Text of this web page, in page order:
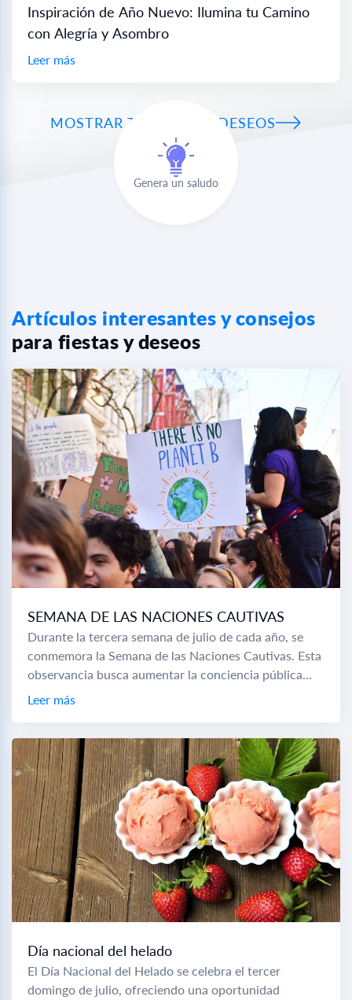
Inspiración de Año Nuevo: Ilumina tu Camino
con Alegría y Asombro
Leer más
MOSTRAR TODOS LOS DESEOS
Genera un saludo
Artículos interesantes y consejos
para fiestas y deseos
SEMANA DE LAS NACIONES CAUTIVAS
Durante la tercera semana de julio de cada año, se
conmemora la Semana de las Naciones Cautivas. Esta
observancia busca aumentar la conciencia pública
sobre la opresión en las naciones...
Leer más
Día nacional del helado
El Día Nacional del Helado se celebra el tercer
domingo de julio, ofreciendo una oportunidad